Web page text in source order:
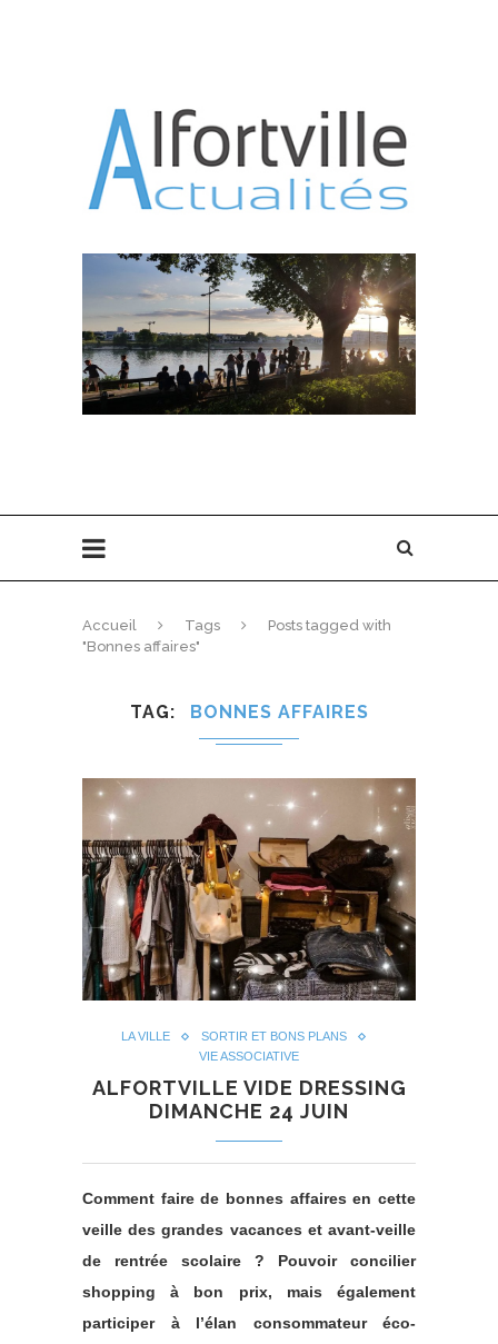
Accueil Tags
Posts tagged with
"Bonnes affaires"
TAG BONNES AFFAIRES
LA VILLE
SORTIR ET BONS PLANS
VIE ASSOCIATIVE
ALFORTVILLE VIDE DRESSING
DIMANCHE 24 JUIN
Comment faire de bonnes affaires en cette
veille des grandes vacances et avant-veille
de rentrée scolaire ? Pouvoir concilier
shopping à bon prix, mais également
participer à l’élan consommateur éco-